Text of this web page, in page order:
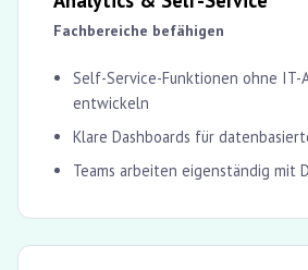
Fachbereiche befähigen
Self-Service-Funktionen ohne IT-
entwickeln
Klare Dashboards für
Teams arbeiten eigenständig mit